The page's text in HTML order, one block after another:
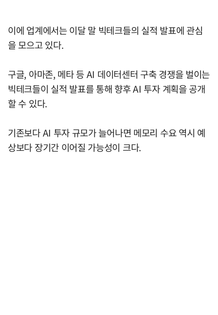
이에 업계에서는 이달 말 빅테크들의 실적 발표에 관심
을 모으고 있다.
구글, 아마존, 메타 등 AI 데이터센터 구축 경쟁을 벌이는
빅테크들이 실적 발표를 통해 향후 AI 투자 계획을 공개
할 수 있다.
기존보다 AI 투자 규모가 늘어나면 메모리 수요 역시 예
상보다 장기간 이어질 가능성이 크다.